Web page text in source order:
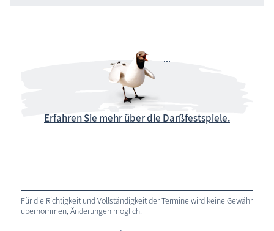
Erfahren Sie mehr über die Darßfestspiele.
Für die Richtigkeit und Vollständigkeit der Termine wird keine Gewähr
übernommen, Änderungen möglich.